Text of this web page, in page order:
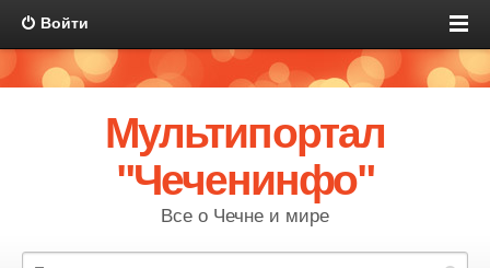
Войти
Мультипортал
"Чеченинфо"
Все о Чечне и мире